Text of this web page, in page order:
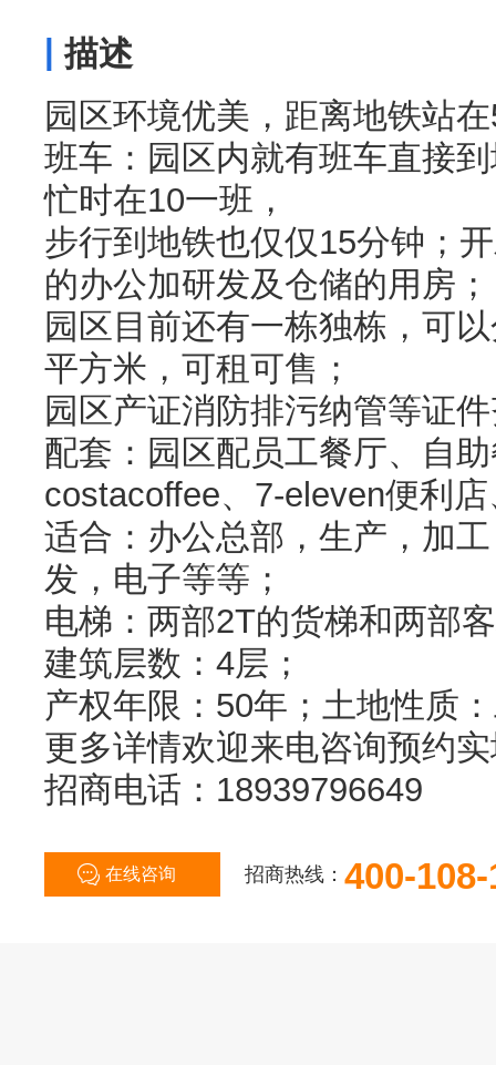
描述
园区环境优美，距离地铁站
班车：园区内就有班车直接
忙时在10一班，
步行到地铁也仅仅15分钟；
的办公加研发及仓储的用房；
园区目前还有一栋独栋，可
平方米，可租可售；
园区产证消防排污纳管等证
配套：园区配员工餐厅、自
costacoffee、7-eleven便利
适合：办公总部，生产，加
发，电子等等；
电梯：两部2T的货梯和两部
建筑层数：4层；
产权年限：50年；土地性质
更多详情欢迎来电咨询预约
招商电话：18939796649
在线咨询 招商热线： 400-